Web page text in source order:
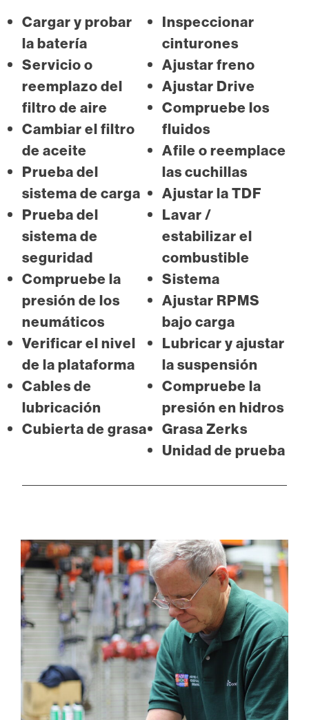
Cargar y probar
la batería
Servicio o
reemplazo del
filtro de aire
Cambiar el filtro
de aceite
Prueba del
sistema de carga
Prueba del
sistema de
seguridad
Compruebe la
presión de los
neumáticos
Verificar el nivel
de la plataforma
Cables de
lubricación
Cubierta de grasa
Inspeccionar
cinturones
Ajustar freno
Ajustar Drive
Compruebe los
fluidos
Afile o reemplace
las cuchillas
Ajustar la TDF
Lavar /
estabilizar el
combustible
Sistema
Ajustar RPMS
bajo carga
Lubricar y ajustar
la suspensión
Compruebe la
presión en hidros
Grasa Zerks
Unidad de prueba